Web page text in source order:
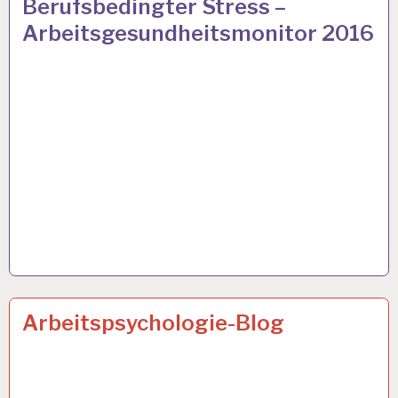
UND
GESUNDHEIT…
Berufsbedingter Stress –
Arbeitsgesundheitsmonitor 2016
ARBEIT
UND
Arbeitspsychologie-Blog
30 NOV. 2016